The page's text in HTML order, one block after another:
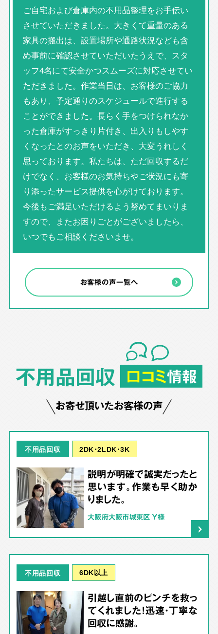
ご自宅および倉庫内の不用品整理をお手伝い
させていただきました。大きくて重量のある
家具の搬出は、設置場所や通路状況なども含
め事前に確認させていただいたうえで、スタ
ッフ4名にて安全かつスムーズに対応させてい
ただきました。作業当日は、お客様のご協力
もあり、予定通りのスケジュールで進行する
ことができました。長らく手をつけられなか
った倉庫がすっきり片付き、出入りもしやす
くなったとのお声をいただき、大変うれしく
思っております。私たちは、ただ回収するだ
けでなく、お客様のお気持ちやご状況にも寄
り添ったサービス提供を心がけております。
今後もご満足いただけるよう努めてまいりま
すので、またお困りごとがございましたら、
いつでもご相談くださいませ。
お客様の声一覧へ
不用品回収 口コミ情報
お寄せ頂いたお客様の声
不用品回収 2DK･2LDK･3K
説明が明確で誠実だったと
思います。作業も早く助か
りました。
大阪府大阪市城東区 Y様
不用品回収 6DK以上
引越し直前のピンチを救っ
てくれました！迅速・丁寧な
回収に感謝。